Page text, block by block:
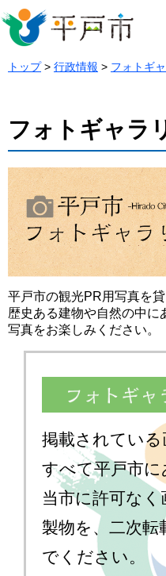
トップ> 行政情報 > フォトギ
フォトギャラ
平戸市の観光PR用写真を貸
歴史ある建物や自然の中に
写真をお楽しみください。
掲載されている
すべて平戸市に
当市に許可な
製物を、二次転
でください。